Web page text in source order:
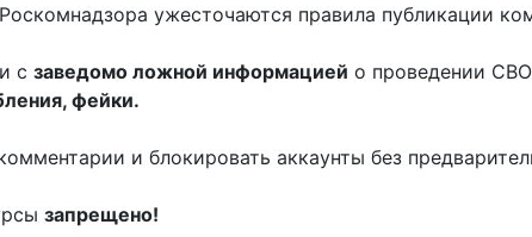
ужесточаются правила публикации
с заведомо ложной информацией о проведении
фейки.
и блокировать аккаунты без
запрещено!